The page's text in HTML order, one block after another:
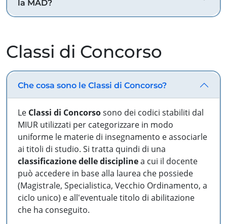
la MAD?
Classi di Concorso
Che cosa sono le Classi di Concorso?
Le Classi di Concorsosono dei codici stabiliti dal
MIUR utilizzati per categorizzare in modo
uniforme le materie di insegnamento e associarle
ai titoli di studio. Si tratta quindi di una
classificazione delle disciplinea cui il docente
può accedere in base alla laurea che possiede
(Magistrale, Specialistica, Vecchio Ordinamento, a
ciclo unico) e all'eventuale titolo di abilitazione
che ha conseguito.